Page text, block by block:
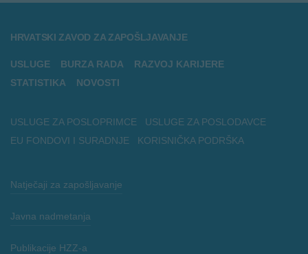
HRVATSKI ZAVOD ZA ZAPOŠLJAVANJE
USLUGE BURZA RADA
RAZVOJ KARIJERE
STATISTIKA
NOVOSTI
USLUGE ZA POSLOPRIMCE
USLUGE ZA POSLODAVCE
EU FONDOVI I SURADNJE
KORISNIČKA PODRŠKA
Natječaji za zapošljavanje
Javna nadmetanja
Publikacije HZZ-a